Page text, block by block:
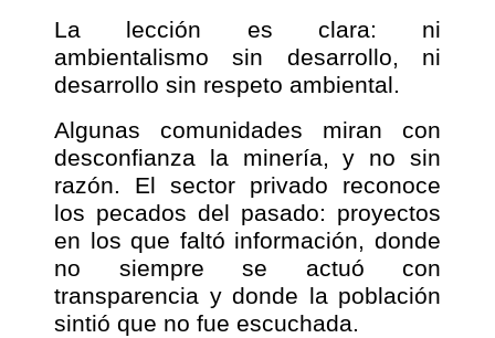
La lección es clara: ni
ambientalismo sin desarrollo, ni
desarrollo sin respeto ambiental.
Algunas comunidades miran con
desconfianza la minería, y no sin
razón. El sector privado reconoce
los pecados del pasado: proyectos
en los que faltó información, donde
no siempre se actuó con
transparencia y donde la población
sintió que no fue escuchada.